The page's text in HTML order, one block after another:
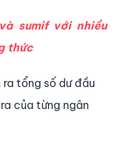
sumif với nhiều
thức
ra tổng số dư đầu
của từng ngân